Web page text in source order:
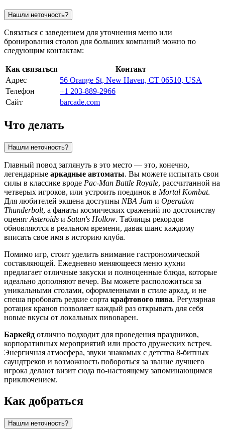
Нашли неточность?
Связаться с заведением для уточнения меню или
бронирования столов для больших компаний можно по
следующим контактам:
Как связаться
Контакт
Адрес
56 Orange St, New Haven, CT 06510, USA
Телефон
+1 203-889-2966
Сайт
barcade.com
Что делать
Нашли неточность?
Главный повод заглянуть в это место — это, конечно,
легендарные аркадные автоматы. Вы можете испытать свои
силы в классике вроде Pac-Man Battle Royale, рассчитанной на
четверых игроков, или устроить поединок в Mortal Kombat.
Для любителей экшена доступны NBA Jam и Operation
Thunderbolt, а фанаты космических сражений по достоинству
оценят Asteroids и Satan's Hollow. Таблицы рекордов
обновляются в реальном времени, давая шанс каждому
вписать свое имя в историю клуба.
Помимо игр, стоит уделить внимание гастрономической
составляющей. Ежедневно меняющееся меню кухни
предлагает отличные закуски и полноценные блюда, которые
идеально дополняют вечер. Вы можете расположиться за
уникальными столами, оформленными в стиле аркад, и не
спеша пробовать редкие сорта крафтового пива. Регулярная
ротация кранов позволяет каждый раз открывать для себя
новые вкусы от локальных пивоварен.
Баркейд отлично подходит для проведения праздников,
корпоративных мероприятий или просто дружеских встреч.
Энергичная атмосфера, звуки знакомых с детства 8-битных
саундтреков и возможность побороться за звание лучшего
игрока делают визит сюда по-настоящему запоминающимся
приключением.
Как добраться
Нашли неточность?